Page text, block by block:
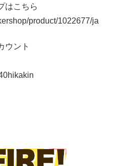
はこちら
product/1022677/ja
ウント